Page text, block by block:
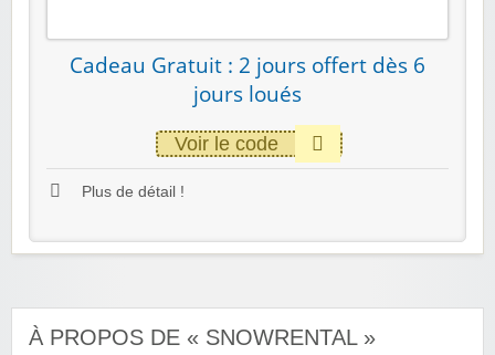
Cadeau Gratuit : 2 jours offert dès 6
jours loués
Voir le code
Plus de détail !
À PROPOS DE « SNOWRENTAL »